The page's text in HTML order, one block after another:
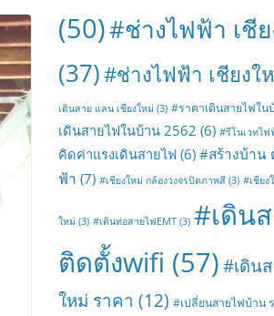
(50)#ช่างไฟฟ้า เชี
(37)#ช่างไฟฟ้า เชียงใ
เดินสาย แลน เชียงใหม่ (3) #ราคาเดินสายไฟใน
เดินสายไฟในบ้าน 2562 (6) #รีโนเวทไฟ
คิดค่าแรงเดินสายไฟ (6) #สร้างบ้าน
ฟ้า (7) #เชียงใหม่ กล้องวงจรปิดภาพสี (3) #เชียง
ใหม่ (3) #เดินท่อสายไฟEMT (3) #เดิน
ติดตั้งwifi (57)#เดิน
ใหม่ ราคา (12) #เปลี่ยนสายไฟบ้าน